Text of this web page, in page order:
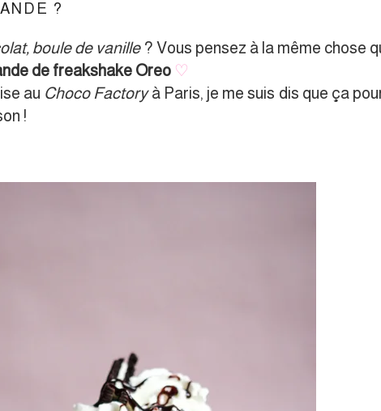
?
boule de vanille? Vous pensez à la même chose
de freakshake Oreo ♡
au Choco Factoryà Paris, je me suis dis que ça
!